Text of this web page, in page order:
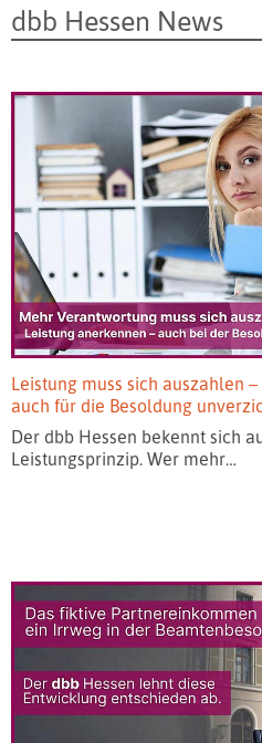
dbb Hessen News
Leistung muss sich auszahlen
auch für die Besoldung
Der dbb Hessen bekennt sich
Leistungsprinzip. Wer mehr…